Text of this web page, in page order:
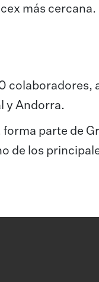
más cercana.
colaboradores,
y Andorra.
parte de
de los